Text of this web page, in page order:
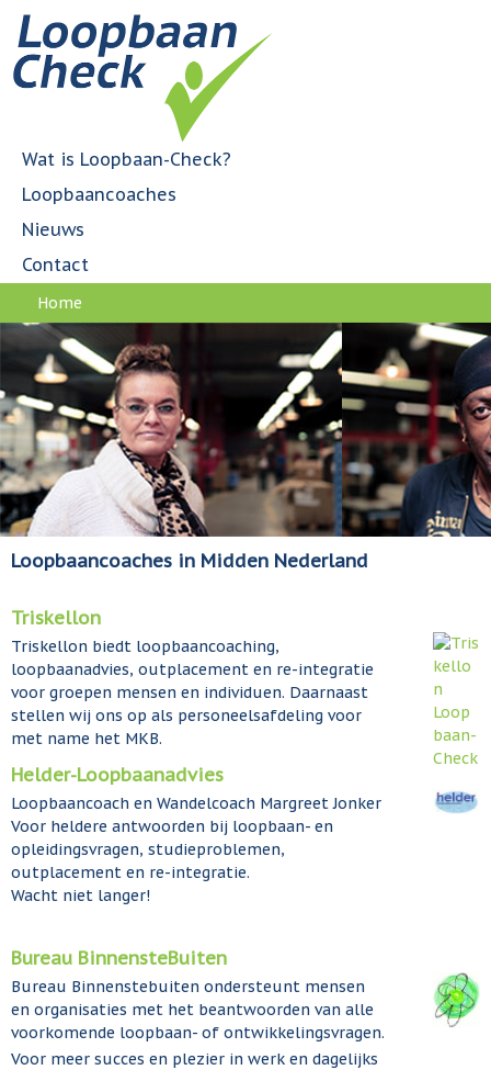
Jump to navigation
H
o
o
m
n
u
Wat is Loopbaan-Check?
Loopbaancoaches
Nieuws
Contact
U
bent
hier
Home
Loopbaancoaches in Midden Nederland
Triskellon
Triskellon biedt loopbaancoaching,
loopbaanadvies, outplacement en re-integratie
voor groepen mensen en individuen. Daarnaast
stellen wij ons op als personeelsafdeling voor
met name het MKB.
Helder-Loopbaanadvies
Loopbaancoach en Wandelcoach Margreet Jonker
Voor heldere antwoorden bij loopbaan- en
opleidingsvragen, studieproblemen,
outplacement en re-integratie.
Wacht niet langer!
Bureau BinnensteBuiten
Bureau Binnenstebuiten ondersteunt mensen
en organisaties met het beantwoorden van alle
voorkomende loopbaan- of ontwikkelingsvragen.
Voor meer succes en plezier in werk en dagelijks